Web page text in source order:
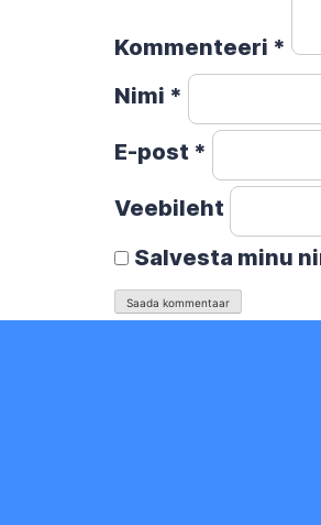
Kommenteeri *
Nimi *
E-post *
Veebileht
Salvesta minu